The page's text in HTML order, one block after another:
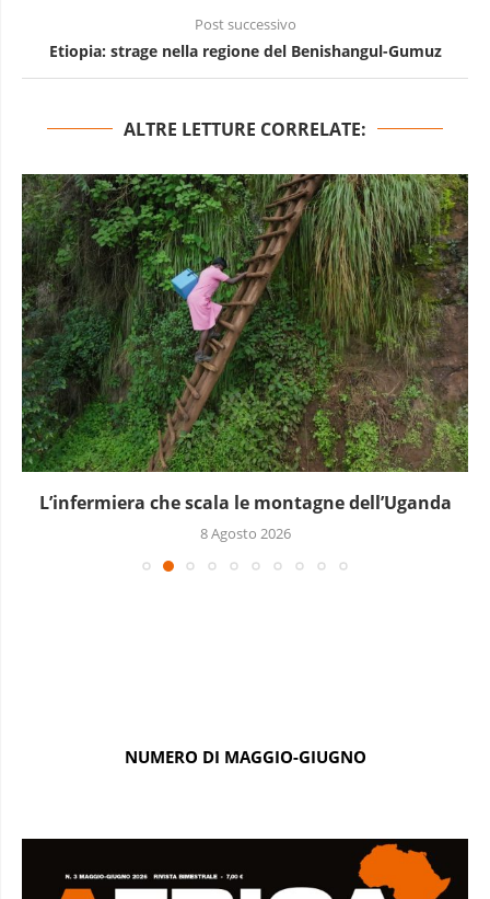
Post successivo
Etiopia: strage nella regione del Benishangul-Gumuz
ALTRE LETTURE CORRELATE:
L’infermiera che scala le montagne dell’Uganda
8 Agosto 2026
NUMERO DI MAGGIO-GIUGNO